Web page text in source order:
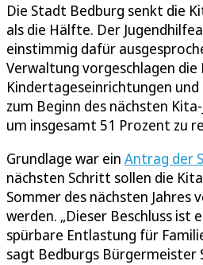
Die Stadt Bedburg senkt die
als die Hälfte. Der
einstimmig dafür
Verwaltung vorgeschlagen
Kindertageseinrichtungen
zum Beginn des nächsten
um insgesamt 51 Prozent zu
Grundlage war ein Antrag der
nächsten Schritt sollen die
Sommer des nächsten Jahres
werden. „Dieser Beschluss ist
spürbare Entlastung für
sagt Bedburgs Bürgermeister